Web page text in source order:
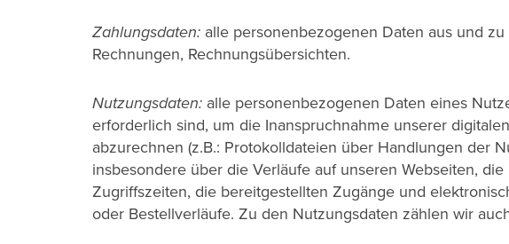
Zahlungsdaten: alle personenbezogenen Daten aus und
Rechnungen, Rechnungsübersichten.
Nutzungsdaten: alle personenbezogenen Daten eines
erforderlich sind, um die Inanspruchnahme unserer
abzurechnen (z.B.: Protokolldateien über Handlungen der
insbesondere über die Verläufe auf unseren Webseiten,
Zugriffszeiten, die bereitgestellten Zugänge und
oder Bestellverläufe. Zu den Nutzungsdaten zählen wir